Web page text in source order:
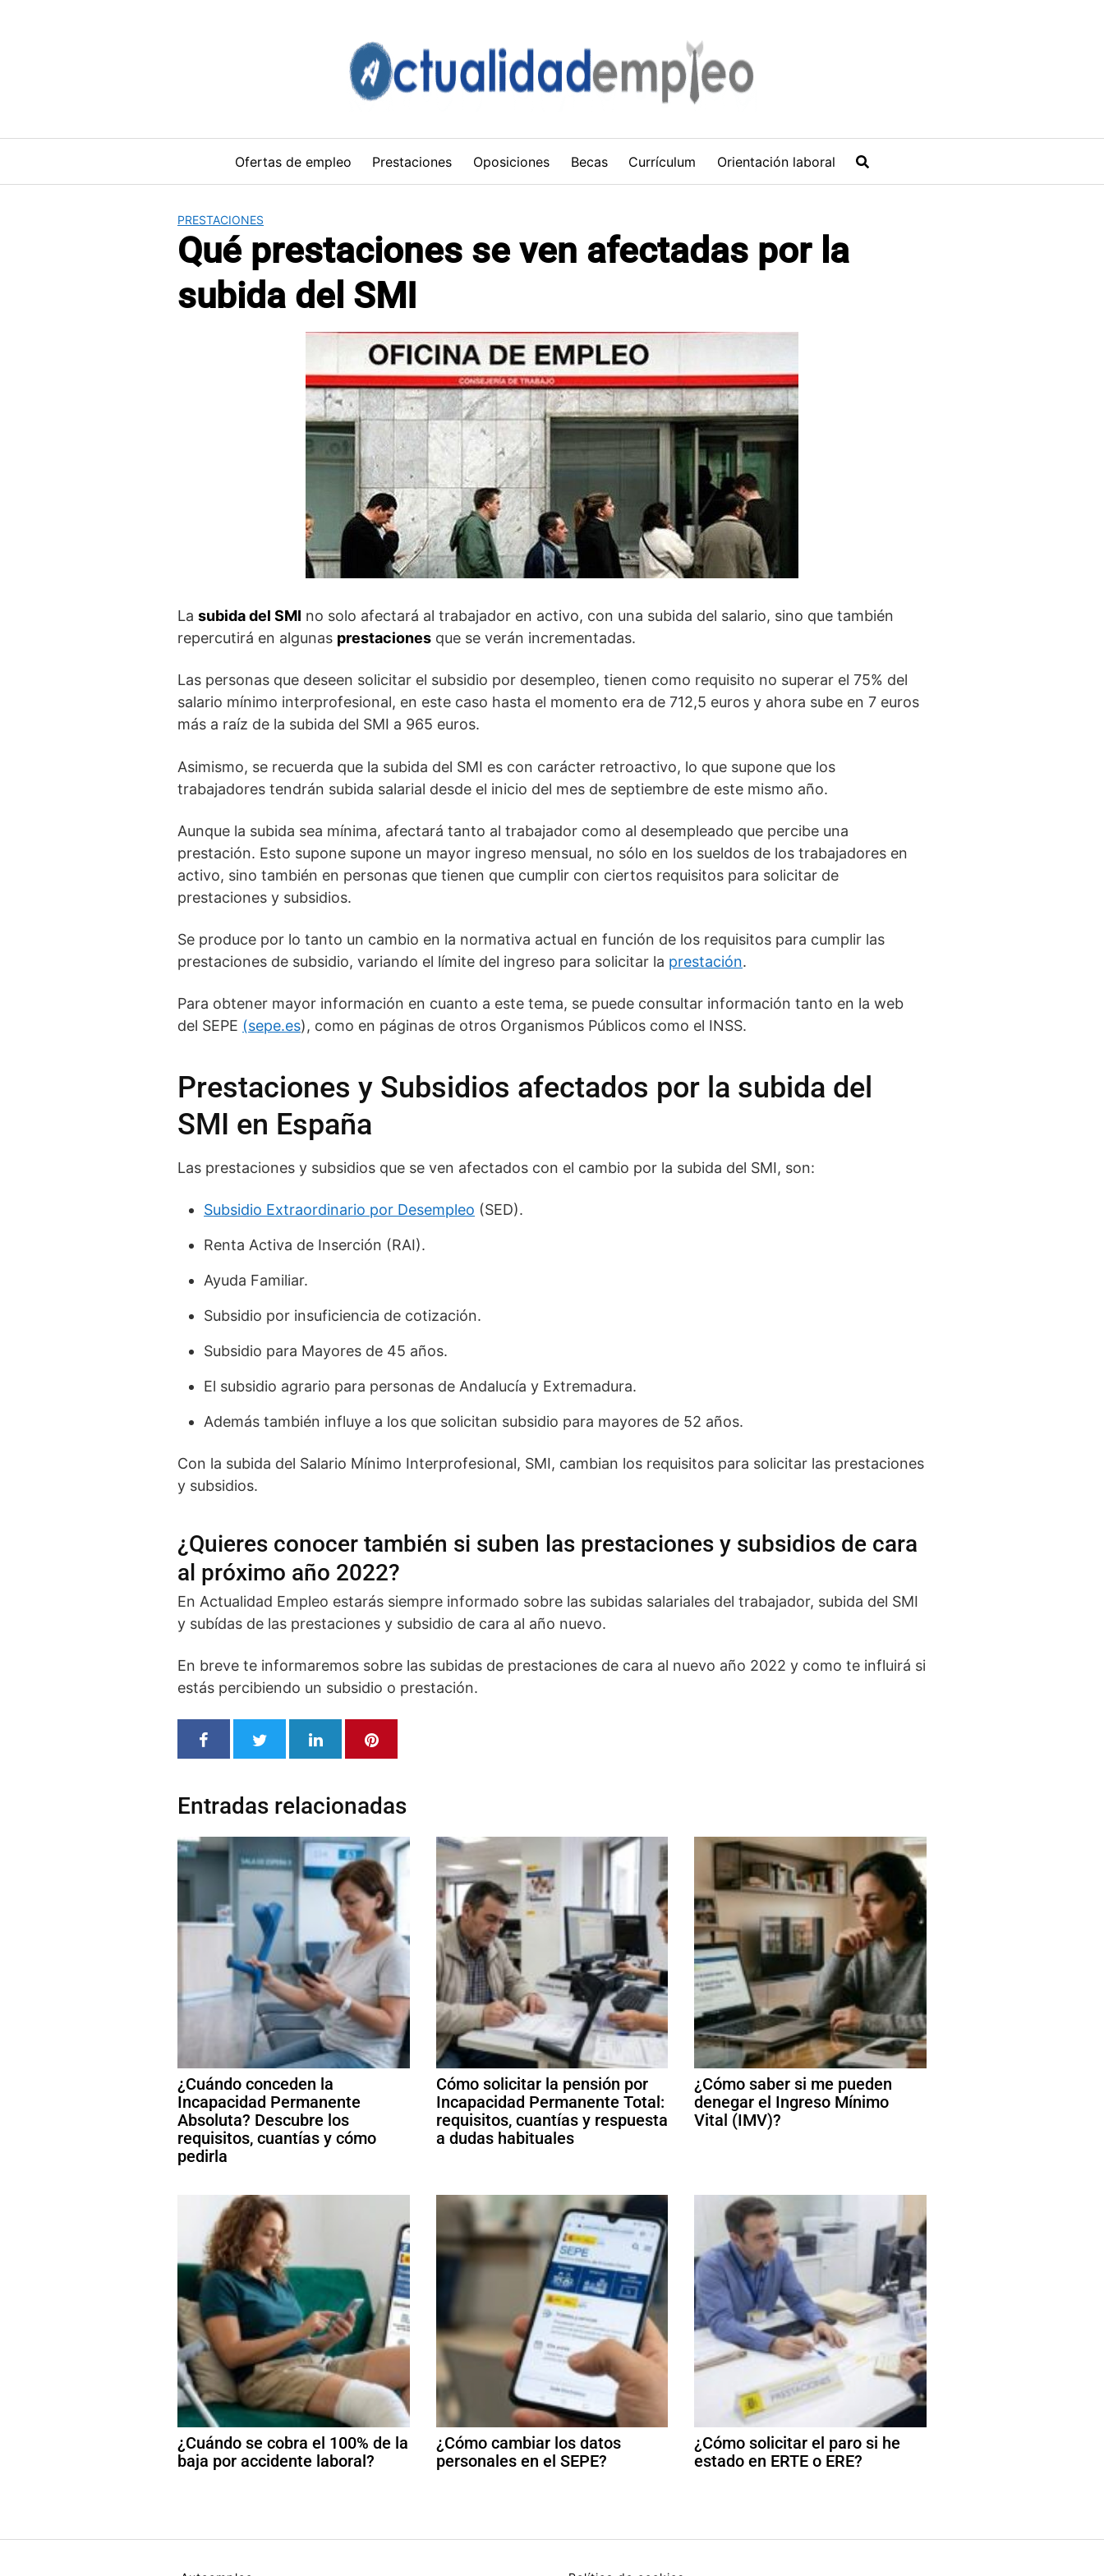
Ofertas de empleo Prestaciones Oposiciones Becas Currículum Orientación laboral
PRESTACIONES
Qué prestaciones se ven afectadas por la
subida del SMI
La subida del SMI no solo afectará al trabajador en activo, con una subida del salario, sino que también
repercutirá en algunas prestaciones que se verán incrementadas.
Las personas que deseen solicitar el subsidio por desempleo, tienen como requisito no superar el 75% del
salario mínimo interprofesional, en este caso hasta el momento era de 712,5 euros y ahora sube en 7 euros
más a raíz de la subida del SMI a 965 euros.
Asimismo, se recuerda que la subida del SMI es con carácter retroactivo, lo que supone que los
trabajadores tendrán subida salarial desde el inicio del mes de septiembre de este mismo año.
Aunque la subida sea mínima, afectará tanto al trabajador como al desempleado que percibe una
prestación. Esto supone supone un mayor ingreso mensual, no sólo en los sueldos de los trabajadores en
activo, sino también en personas que tienen que cumplir con ciertos requisitos para solicitar de
prestaciones y subsidios.
Se produce por lo tanto un cambio en la normativa actual en función de los requisitos para cumplir las
prestaciones de subsidio, variando el límite del ingreso para solicitar la prestación.
Para obtener mayor información en cuanto a este tema, se puede consultar información tanto en la web
del SEPE (sepe.es), como en páginas de otros Organismos Públicos como el INSS.
Prestaciones y Subsidios afectados por la subida del
SMI en España
Las prestaciones y subsidios que se ven afectados con el cambio por la subida del SMI, son:
Subsidio Extraordinario por Desempleo (SED).
Renta Activa de Inserción (RAI).
Ayuda Familiar.
Subsidio por insuficiencia de cotización.
Subsidio para Mayores de 45 años.
El subsidio agrario para personas de Andalucía y Extremadura.
Además también influye a los que solicitan subsidio para mayores de 52 años.
Con la subida del Salario Mínimo Interprofesional, SMI, cambian los requisitos para solicitar las prestaciones
y subsidios.
¿Quieres conocer también si suben las prestaciones y subsidios de cara
al próximo año 2022?
En Actualidad Empleo estarás siempre informado sobre las subidas salariales del trabajador, subida del SMI
y subídas de las prestaciones y subsidio de cara al año nuevo.
En breve te informaremos sobre las subidas de prestaciones de cara al nuevo año 2022 y como te influirá si
estás percibiendo un subsidio o prestación.
Entradas relacionadas
¿Cuándo conceden la
Incapacidad Permanente
Absoluta? Descubre los
requisitos, cuantías y cómo
pedirla
Cómo solicitar la pensión por
Incapacidad Permanente Total:
requisitos, cuantías y respuesta
a dudas habituales
¿Cómo saber si me pueden
denegar el Ingreso Mínimo
Vital (IMV)?
¿Cuándo se cobra el 100% de la
baja por accidente laboral?
¿Cómo cambiar los datos
personales en el SEPE?
¿Cómo solicitar el paro si he
estado en ERTE o ERE?